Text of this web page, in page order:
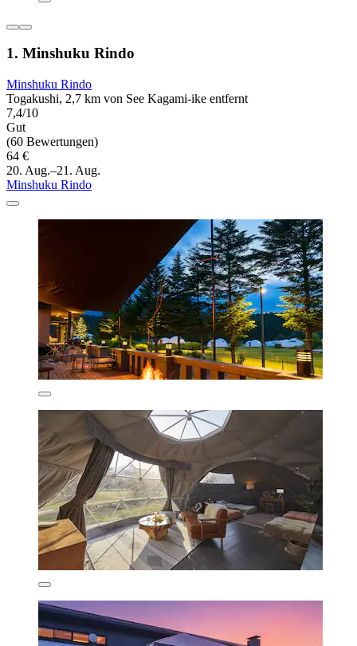
1. Minshuku Rindo
Minshuku Rindo
Togakushi, 2,7 km von See Kagami-ike entfernt
7,4/10
Gut
(60 Bewertungen)
64 €
20. Aug.–21. Aug.
Minshuku Rindo